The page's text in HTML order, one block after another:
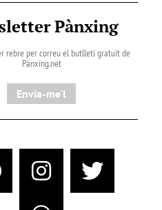
Pànxing
rebre per correu el butlletí gratuït de
Pànxing.net​
Envia-me'l